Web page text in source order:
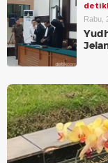
Rabu,